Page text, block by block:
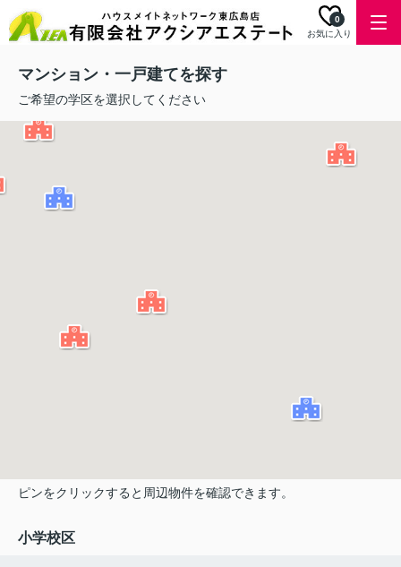
お気に入り
0
マンション・一戸建てを探す
ご希望の学区を選択してください
ピンをクリックすると周辺物件を確認できます。
小学校区